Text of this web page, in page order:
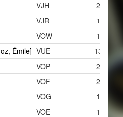
VJH
2
VJR
1
VOW
1
Émile] VUE
13
VOP
2
VOF
2
VOG
1
VOE
1